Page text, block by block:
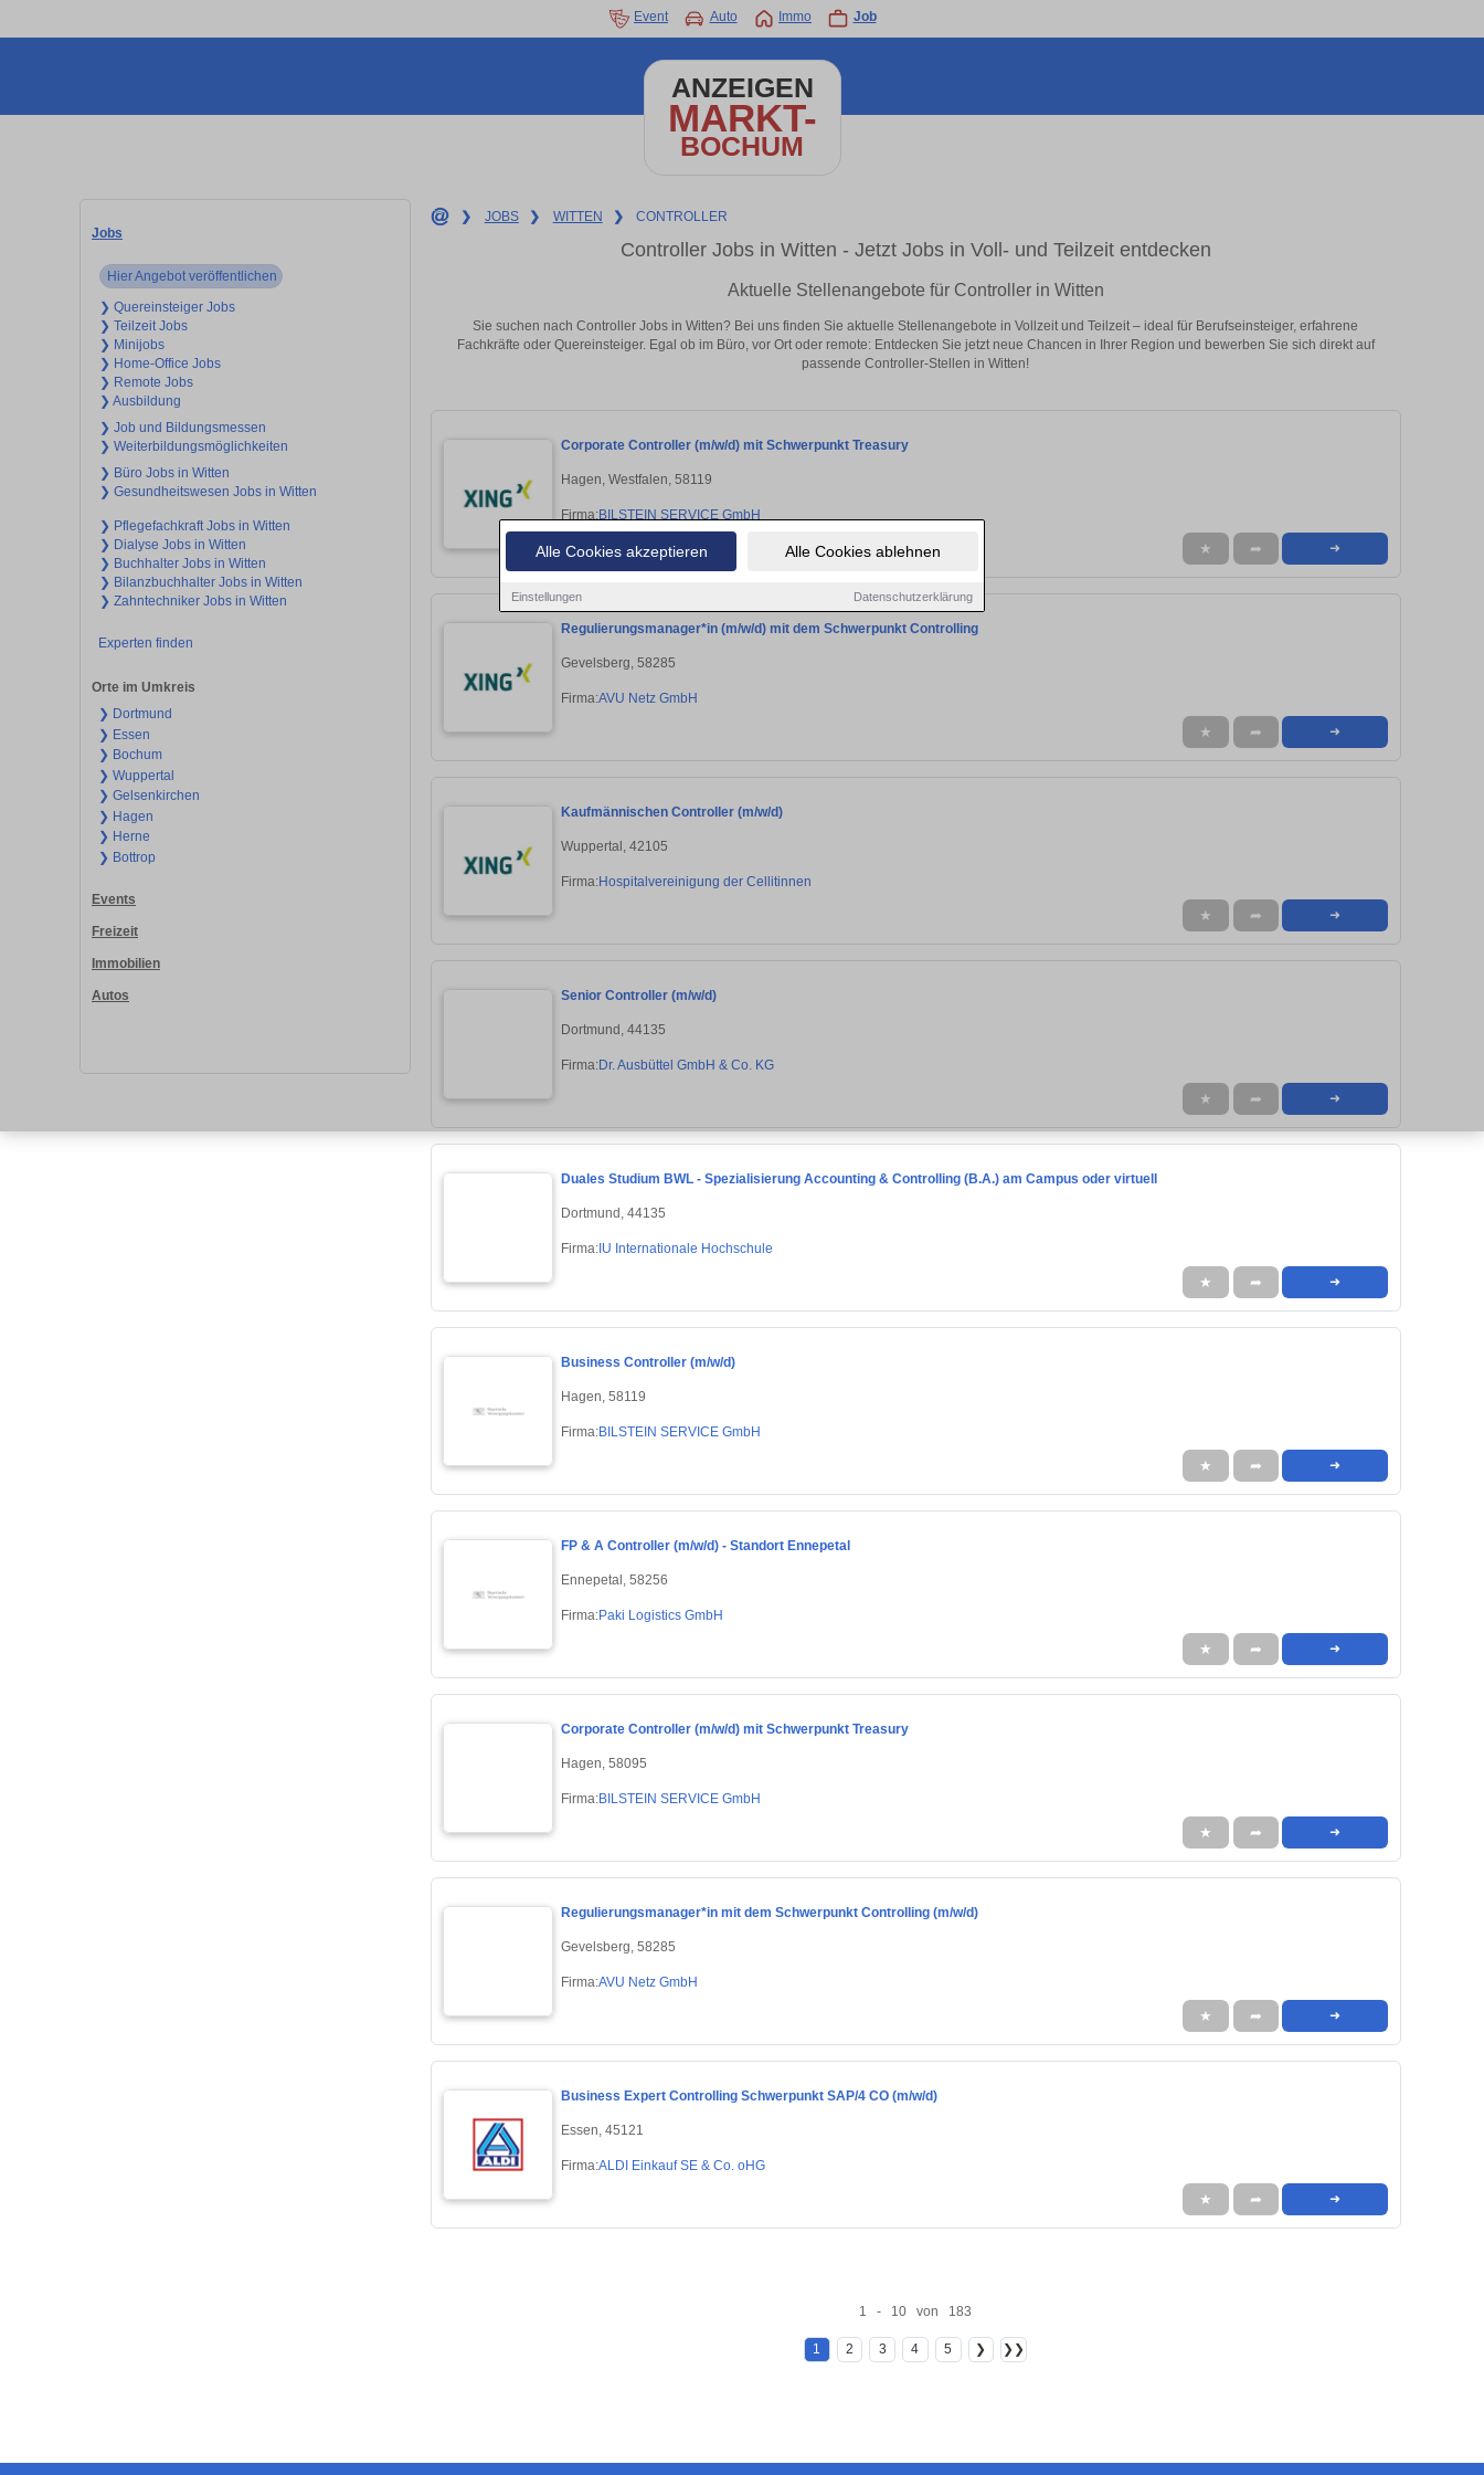
Alle Cookies akzeptieren Alle Cookies ablehnen
Einstellungen Datenschutzerklärung
Event Auto Immo Job
ANZEIGEN
MARKT-
BOCHUM
Jobs
Hier Angebot veröffentlichen
❯ Quereinsteiger Jobs
❯ Teilzeit Jobs
❯ Minijobs
❯ Home-Office Jobs
❯ Remote Jobs
❯ Ausbildung
❯ Job und Bildungsmessen
❯ Weiterbildungsmöglichkeiten
❯ Büro Jobs in Witten
❯ Gesundheitswesen Jobs in Witten
❯ Pflegefachkraft Jobs in Witten
❯ Dialyse Jobs in Witten
❯ Buchhalter Jobs in Witten
❯ Bilanzbuchhalter Jobs in Witten
❯ Zahntechniker Jobs in Witten
Experten finden
Orte im Umkreis
❯ Dortmund
❯ Essen
❯ Bochum
❯ Wuppertal
❯ Gelsenkirchen
❯ Hagen
❯ Herne
❯ Bottrop
Events
Freizeit
Immobilien
Autos
❯ JOBS ❯ WITTEN ❯ CONTROLLER
Controller Jobs in Witten - Jetzt Jobs in Voll- und Teilzeit entdecken
Aktuelle Stellenangebote für Controller in Witten
Sie suchen nach Controller Jobs in Witten? Bei uns finden Sie aktuelle Stellenangebote in Vollzeit und Teilzeit – ideal für Berufseinsteiger, erfahrene
Fachkräfte oder Quereinsteiger. Egal ob im Büro, vor Ort oder remote: Entdecken Sie jetzt neue Chancen in Ihrer Region und bewerben Sie sich direkt auf
passende Controller-Stellen in Witten!
Corporate Controller (m/w/d) mit Schwerpunkt Treasury
Hagen, Westfalen, 58119
Firma:BILSTEIN SERVICE GmbH
★ ➦ ➜
Regulierungsmanager*in (m/w/d) mit dem Schwerpunkt Controlling
Gevelsberg, 58285
Firma:AVU Netz GmbH
★ ➦ ➜
Kaufmännischen Controller (m/w/d)
Wuppertal, 42105
Firma:Hospitalvereinigung der Cellitinnen
★ ➦ ➜
Senior Controller (m/w/d)
Dortmund, 44135
Firma:Dr. Ausbüttel GmbH & Co. KG
★ ➦ ➜
Duales Studium BWL - Spezialisierung Accounting & Controlling (B.A.) am Campus oder virtuell
Dortmund, 44135
Firma:IU Internationale Hochschule
★ ➦ ➜
Business Controller (m/w/d)
Hagen, 58119
Firma:BILSTEIN SERVICE GmbH
★ ➦ ➜
FP & A Controller (m/w/d) - Standort Ennepetal
Ennepetal, 58256
Firma:Paki Logistics GmbH
★ ➦ ➜
Corporate Controller (m/w/d) mit Schwerpunkt Treasury
Hagen, 58095
Firma:BILSTEIN SERVICE GmbH
★ ➦ ➜
Regulierungsmanager*in mit dem Schwerpunkt Controlling (m/w/d)
Gevelsberg, 58285
Firma:AVU Netz GmbH
★ ➦ ➜
Business Expert Controlling Schwerpunkt SAP/4 CO (m/w/d)
Essen, 45121
Firma:ALDI Einkauf SE & Co. oHG
★ ➦ ➜
1 - 10 von 183
1 2 3 4 5 ❯ ❯❯